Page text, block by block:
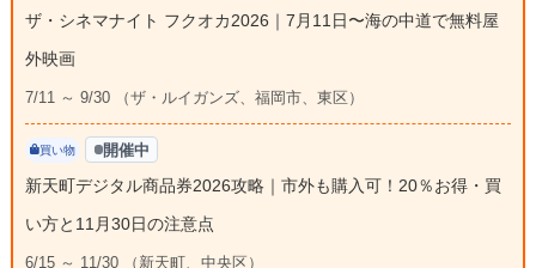
ザ・シネマナイト フクオカ2026｜7月11日〜海の中道で無料屋
外映画
7/11 ～ 9/30 （ザ・ルイガンズ、福岡市、東区）
買い物 開催中
新天町デジタル商品券2026攻略｜市外も購入可！20％お得・買
い方と11月30日の注意点
6/15 ～ 11/30 （新天町、中央区）